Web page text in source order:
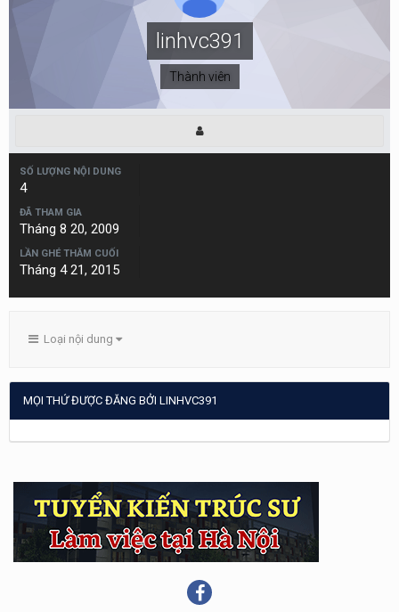
linhvc391
Thành viên
SỐ LƯỢNG NỘI DUNG
4
ĐÃ THAM GIA
Tháng 8 20, 2009
LẦN GHÉ THĂM CUỐI
Tháng 4 21, 2015
Loại nội dung
MỌI THỨ ĐƯỢC ĐĂNG BỞI LINHVC391